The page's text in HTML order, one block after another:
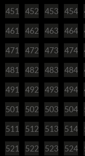
451 452 453 454
461 462 463 464
471 472 473 474
481 482 483 484
491 492 493 494
501 502 503 504
511 512 513 514
521 522 523 524